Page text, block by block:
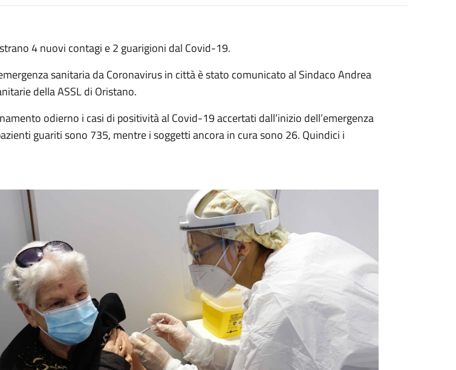
4 nuovi contagi e 2 guarigioni dal Covid-19.
sanitaria da Coronavirus in città è stato comunicato al Sindaco Andrea
della ASSL di Oristano.
odierno i casi di positività al Covid-19 accertati dall’inizio dell’emergenza
guariti sono 735, mentre i soggetti ancora in cura sono 26. Quindici i